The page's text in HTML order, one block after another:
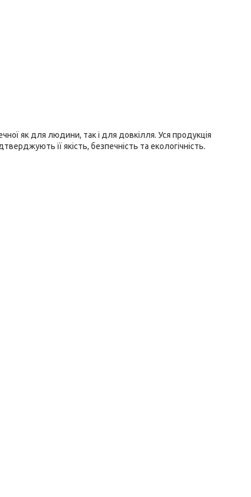
як для людини, так і для довкілля. Уся продукція
її якість, безпечність та екологічність.